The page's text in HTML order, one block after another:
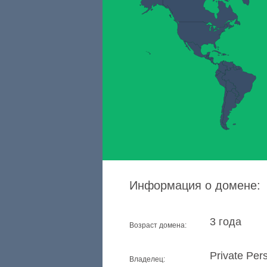
Информация о домене:
Возраст домена: 3 года
Владелец: Private